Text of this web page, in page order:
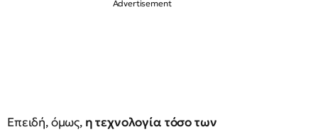
Επειδή, όμως, η τεχνολογία τόσο των